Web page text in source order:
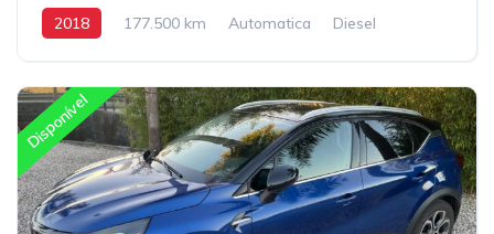
2018 177.500 km Automatica
Diesel
Disponível